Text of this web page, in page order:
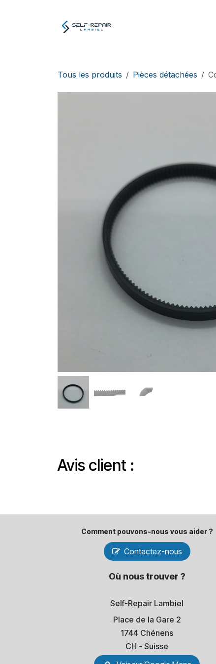
Tous les produits Pièces détachées
Avis client :
Comment pouvons-​nous vous aider ?
Contactez-nous
Où nous trouver ?
Self-Repair Lambiel
Place de la Gare 2
1744 Chénens
​CH - Suisse